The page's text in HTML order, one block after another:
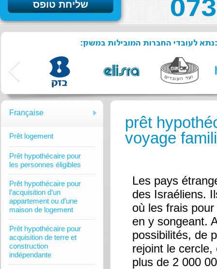
לעובדי החברות המובילות במשק:
Française
Prêt logement
Prêt hypothécaire pour
les personnes éligibles
Prêt hypothécaire pour
l’acquisition d’un
appartement ou d’une
maison de logement
Prêt hypothécaire pour
acquisition de terre et
construction
indépendante
prêt
voyage
Les pays
des Israéliens.
où les frais
en y songeant.
possibilités, de
rejoint le cercle,
plus de 2 000